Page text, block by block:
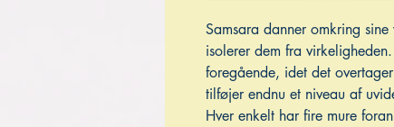
Samsara danner omkring
isolerer dem fra
foregående, idet det
tilføjer endnu et niveau af
Hver enkelt har fire mure